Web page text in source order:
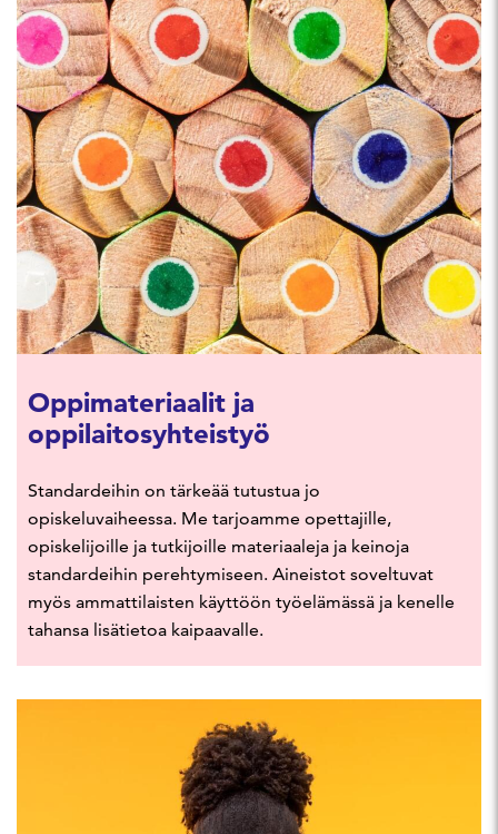
Oppimateriaalit ja
oppilaitosyhteistyö
Standardeihin on tärkeää tutustua jo
opiskeluvaiheessa. Me tarjoamme opettajille,
opiskelijoille ja tutkijoille materiaaleja ja keinoja
standardeihin perehtymiseen. Aineistot soveltuvat
myös ammattilaisten käyttöön työelämässä ja kenelle
tahansa lisätietoa kaipaavalle.